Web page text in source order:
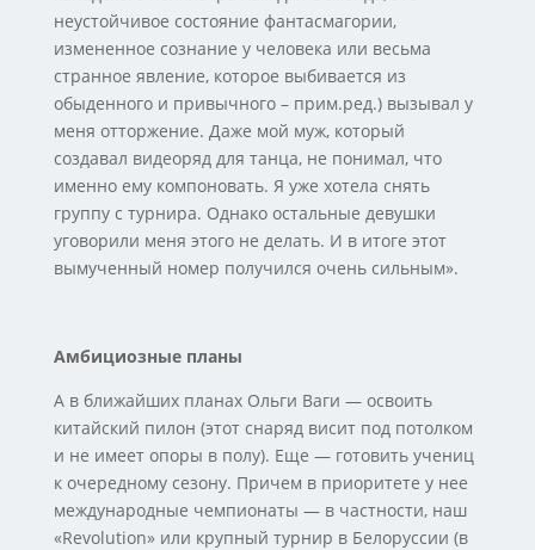
неустойчивое состояние фантасмагории,
измененное сознание у человека или весьма
странное явление, которое выбивается из
обыденного и привычного – прим.ред.) вызывал у
меня отторжение. Даже мой муж, который
создавал видеоряд для танца, не понимал, что
именно ему компоновать. Я уже хотела снять
группу с турнира. Однако остальные девушки
уговорили меня этого не делать. И в итоге этот
вымученный номер получился очень сильным».
Амбициозные планы
А в ближайших планах Ольги Ваги — освоить
китайский пилон (этот снаряд висит под потолком
и не имеет опоры в полу). Еще — готовить учениц
к очередному сезону. Причем в приоритете у нее
международные чемпионаты — в частности, наш
«Revolution» или крупный турнир в Белоруссии (в